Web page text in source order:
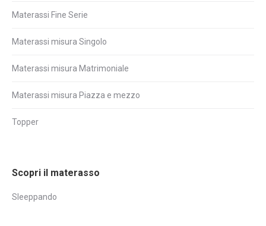
Materassi Fine Serie
Materassi misura Singolo
Materassi misura Matrimoniale
Materassi misura Piazza e mezzo
Topper
Scopri il materasso
Sleeppando